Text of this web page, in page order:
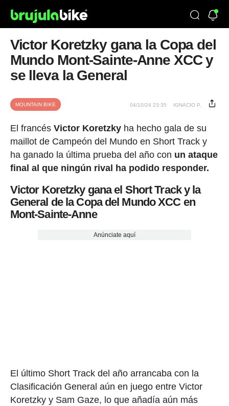
Victor Koretzky gana la Copa del
Mundo Mont-Sainte-Anne XCC y
se lleva la General
MOUNTAIN BIKE 04/10/24 23:35 IGNACIO P.
El francés Victor Koretzkyha hecho gala de su
maillot de Campeón del Mundo en Short Track y
ha ganado la última prueba del año con un ataque
final al que ningún rival ha podido responder.
Victor Koretzky gana el Short Track y la
General de la Copa del Mundo XCC en
Mont-Sainte-Anne
Anúnciate aquí
El último Short Track del año arrancaba con la
Clasificación General aún en juego entre Victor
Koretzky y Sam Gaze, lo que añadía aún más